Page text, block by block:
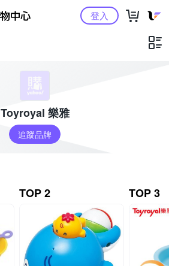
Yahoo購物中心登入
Toyroyal 樂雅
追蹤品牌
TOP 2 TOP 3